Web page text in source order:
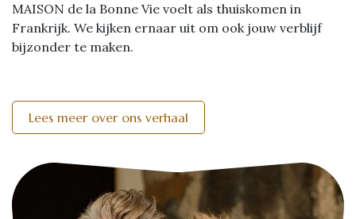
MAISON de la Bonne Vie voelt als thuiskomen in
Frankrijk. We kijken ernaar uit om ook jouw verblijf
bijzonder te maken.
Lees meer over ons verhaal